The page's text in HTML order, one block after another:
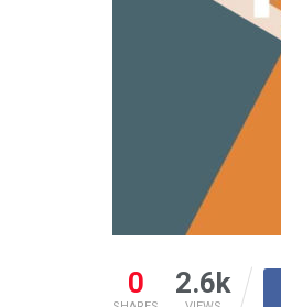
0 2.6k